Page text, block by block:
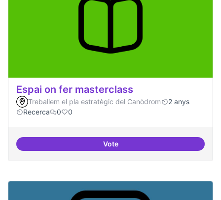
Espai on fer masterclass
Treballem el pla estratègic del Canòdrom
2 anys
Recerca
0 0
VoteEspai on fer masterclass